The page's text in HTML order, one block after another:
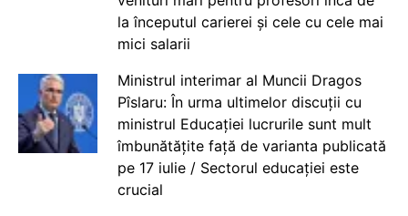
la începutul carierei și cele cu cele mai
mici salarii
Ministrul interimar al Muncii Dragos
Pîslaru: În urma ultimelor discuții cu
ministrul Educației lucrurile sunt mult
îmbunătățite față de varianta publicată
pe 17 iulie / Sectorul educației este
crucial